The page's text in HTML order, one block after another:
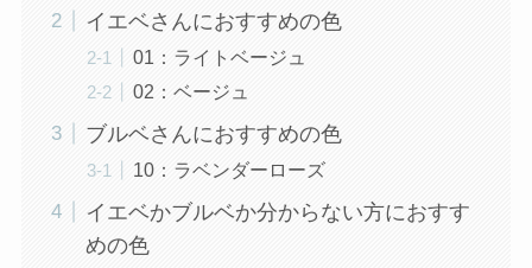
イエベさんにおすすめの色
01：ライトベージュ
02：ベージュ
ブルベさんにおすすめの色
10：ラベンダーローズ
イエベかブルベか分からない方におすす
めの色